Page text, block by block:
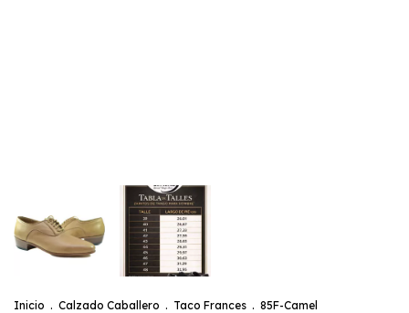
Inicio . Calzado Caballero . Taco Frances . 85F-Camel